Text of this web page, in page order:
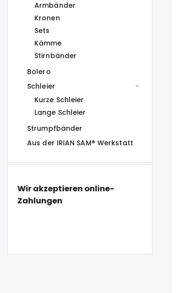
Armbänder
Kronen
Sets
Kämme
Stirnbänder
Bolero
Schleier
Kurze Schleier
Lange Schleier
Strumpfbänder
Aus der IRIAN SAM® Werkstatt
Wir akzeptieren online-
Zahlungen